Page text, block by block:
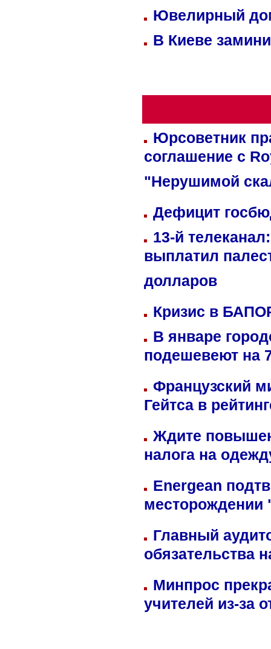
Ювелирный
В Киеве
Юрсоветник
соглашение с
"Нерушимой
Дефицит
13-й
выплатил
долларов
Кризис в
В январе
подешевеют на
Французский
Гейтса в
Ждите
налога на
Energean
Главный
обязательства
Минпрос
учителей из-за